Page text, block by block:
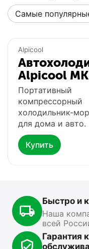
Самые
Популярный
Автохолодильник
15 499 00 ₽
Alpicool
Alpicool
Портативный
компрессорный
холодильник-
для дома и авто.
Купить
Быстро и
Наша
всей
Гарантия